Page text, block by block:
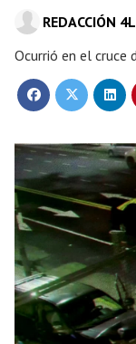
Ocurrió en el cruce
REDACCIÓN 4L